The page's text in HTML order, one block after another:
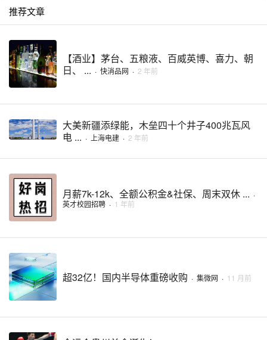
推荐文章
【酒业】茅台、五粮液、百威英博、喜力、朝
日、 ... · 快消品网 · 2 年前
大美新疆添绿能，木垒四十个井子400兆瓦风
电 ... · 上海电建 · 2 年前
月薪7k-12k、全额公积金&社保、周末双休 ... ·
英才校园招聘 · 1 年前
超32亿！国内半导体重磅收购 · 集微网 · 11 月前